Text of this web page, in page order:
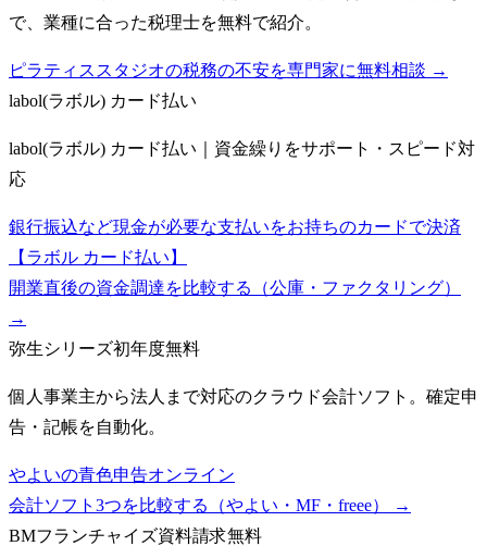
で、業種に合った税理士を無料で紹介。
ピラティススタジオの税務の不安を専門家に無料相談 →
labol(ラボル) カード払い
labol(ラボル) カード払い｜資金繰りをサポート・スピード対
応
銀行振込など現金が必要な支払いをお持ちのカードで決済
【ラボル カード払い】
開業直後の資金調達を比較する（公庫・ファクタリング）
→
弥生シリーズ初年度無料
個人事業主から法人まで対応のクラウド会計ソフト。確定申
告・記帳を自動化。
やよいの青色申告オンライン
会計ソフト3つを比較する（やよい・MF・freee）
→
BMフランチャイズ資料請求無料